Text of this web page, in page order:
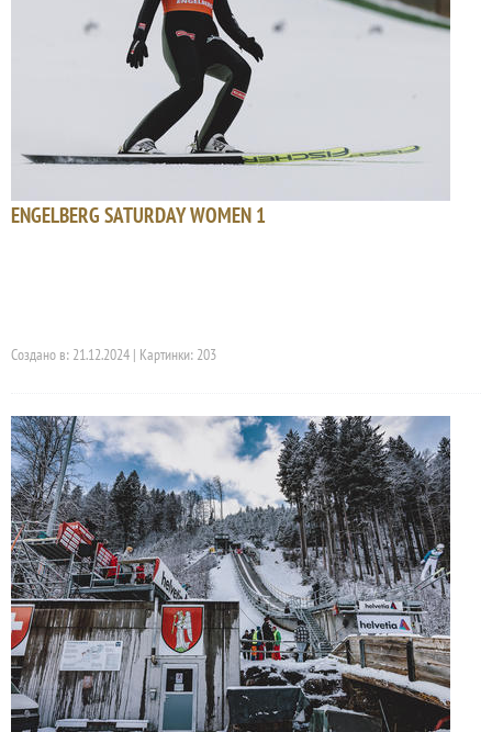
ENGELBERG SATURDAY WOMEN 1
Создано в: 21.12.2024 | Картинки: 203